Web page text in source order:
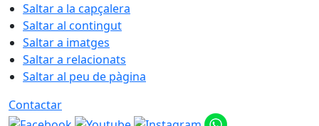
Saltar a la capçalera
Saltar al contingut
Saltar a imatges
Saltar a relacionats
Saltar al peu de pàgina
Contactar